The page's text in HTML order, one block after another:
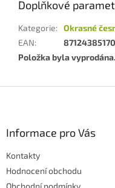
Doplňkové
Kategorie: Okrasné
EAN:
Položka byla
Informace pro Vás
Kontakty
Hodnocení obchodu